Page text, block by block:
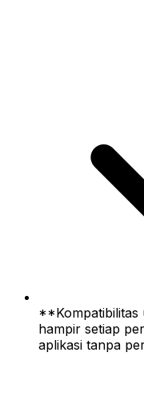
hampir setiap
aplikasi tanpa